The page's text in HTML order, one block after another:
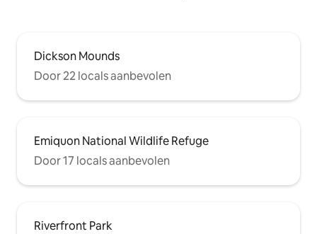
Dickson Mounds
Door 22 locals aanbevolen
Emiquon National Wildlife Refuge
Door 17 locals aanbevolen
Riverfront Park